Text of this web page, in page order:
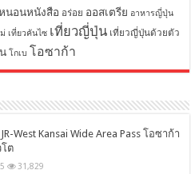
นอนหนังสือ อร่อย ออสเตรีย อาหารญี่ปุ่น
เที่ยวคันไซ เที่ยวญี่ปุ่น เที่ยวญี่ปุ่นด้วยตัว
โกเบ โอซาก้า
West Kansai Wide Area Pass โอซาก้า
โต
31,829